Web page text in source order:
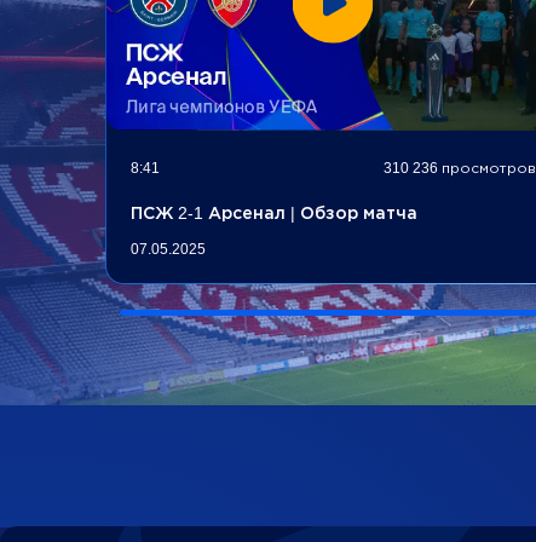
8:41 310 236 просмотров
ПСЖ 2-1 Арсенал | Обзор матча
07.05.2025